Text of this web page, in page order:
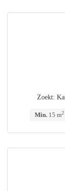
Zoekt:
Min.15 m2